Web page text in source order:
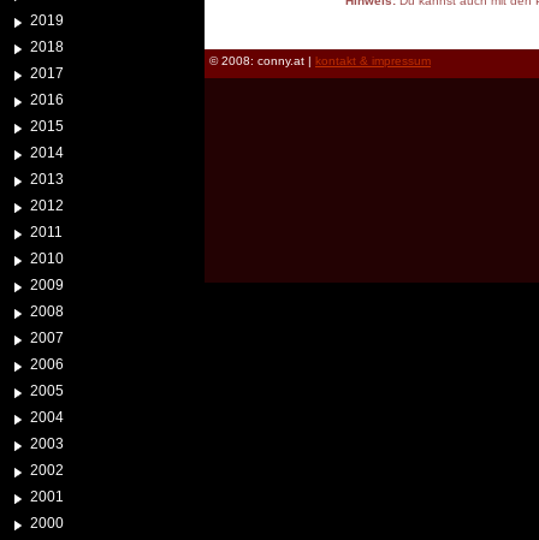
2019
2018
2017
2016
2015
2014
2013
2012
2011
2010
2009
2008
2007
2006
2005
2004
2003
2002
2001
2000
© 2008: conny.at | kontakt & impressum